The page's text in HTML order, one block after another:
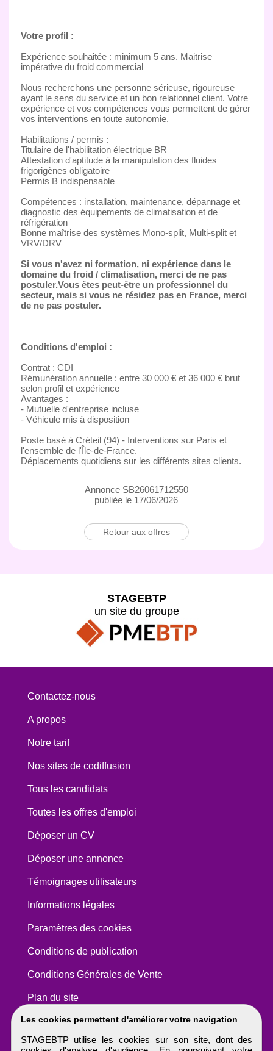
Votre profil :
Expérience souhaitée : minimum 5 ans. Maitrise
impérative du froid commercial
Nous recherchons une personne sérieuse, rigoureuse
ayant le sens du service et un bon relationnel client. Votre
expérience et vos compétences vous permettent de gérer
vos interventions en toute autonomie.
Habilitations / permis :
Titulaire de l'habilitation électrique BR
Attestation d'aptitude à la manipulation des fluides
frigorigènes obligatoire
Permis B indispensable
Compétences : installation, maintenance, dépannage et
diagnostic des équipements de climatisation et de
réfrigération
Bonne maîtrise des systèmes Mono-split, Multi-split et
VRV/DRV
Si vous n'avez ni formation, ni expérience dans le
domaine du froid / climatisation, merci de ne pas
postuler.Vous êtes peut-être un professionnel du
secteur, mais si vous ne résidez pas en France, merci
de ne pas postuler.
Conditions d'emploi :
Contrat : CDI
Rémunération annuelle : entre 30 000 € et 36 000 € brut
selon profil et expérience
Avantages :
- Mutuelle d'entreprise incluse
- Véhicule mis à disposition
Poste basé à Créteil (94) - Interventions sur Paris et
l'ensemble de l'Île-de-France.
Déplacements quotidiens sur les différents sites clients.
Annonce SB26061712550
publiée le 17/06/2026
Retour aux offres
Les cookies permettent d'améliorer votre navigation
STAGEBTP utilise les cookies sur son site, dont des
STAGEBTP
un site du groupe
Contactez-nous
A propos
Notre tarif
Nos sites de codiffusion
Tous les candidats
Toutes les offres d'emploi
Déposer un CV
Déposer une annonce
Témoignages utilisateurs
Informations légales
Paramètres des cookies
Conditions de publication
Conditions Générales de Vente
Plan du site